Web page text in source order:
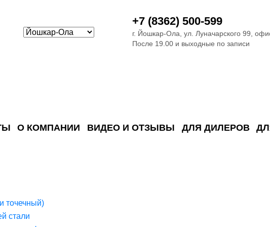
+7 (8362) 500-599
г. Йошкар-Ола, ул. Луначарского 99,
После 19.00 и выходные по записи
О КОМПАНИИ ВИДЕО И ОТЗЫВЫ ДЛЯ ДИЛЕРОВ
точечный)
стали